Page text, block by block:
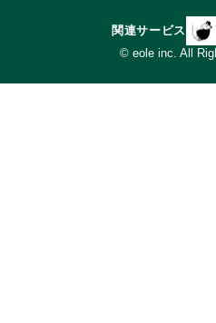
関連サービス
© eole inc. All